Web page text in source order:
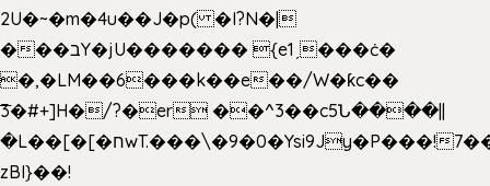
2U�~�m�4u��J�p( �I?N�|
���בY�jU������� {e1ˏ���ċ�
�,�LM��6���k��e��/W�ƙc��
͞3�#+]H�/?�er ��^3��c5Ն����||
�L��[�[�חwT.���\�9�0�Ysi9Jy�P���!7���,�>�P�z�k��-
zBI}��!